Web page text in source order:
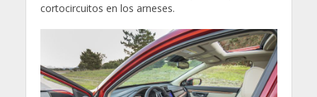
cortocircuitos en los arneses.